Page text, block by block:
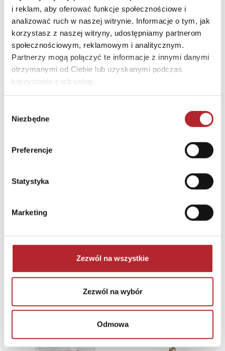
i reklam, aby oferować funkcje społecznościowe i
analizować ruch w naszej witrynie. Informacje o tym, jak
korzystasz z naszej witryny, udostępniamy partnerom
społecznościowym, reklamowym i analitycznym.
Partnerzy mogą połączyć te informacje z innymi danymi
otrzymanymi od Ciebie lub uzyskanymi podczas
korzystania z ich usług.
zgody
Niezbędne
Preferencje
Statystyka
Marketing
Zezwól na wszystkie
Zezwól na wybór
Odmowa
E-mail info@albipolska.pl
INNI KLIENCI KUPOWALI
NAJCZĘŚCIEJ KUPOWANE